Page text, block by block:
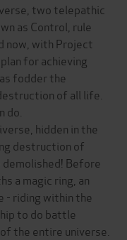
two telepathic
as Control, rule
now, with Project
for achieving
fodder the
of all life.
do.
hidden in the
destruction of
Before
a magic ring, an
- riding within the
to do battle
the entire universe.